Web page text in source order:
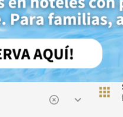
mucho más